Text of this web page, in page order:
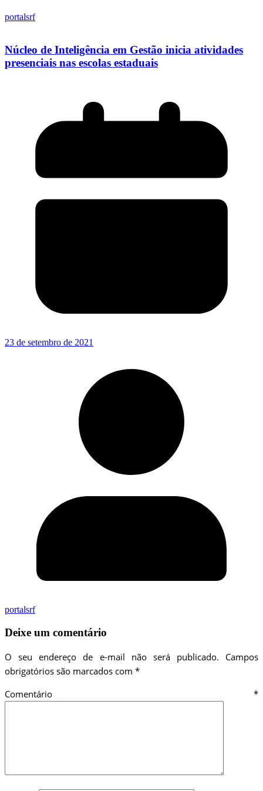
portalsrf
Núcleo de Inteligência em Gestão inicia atividades
presenciais nas escolas estaduais
23 de setembro de 2021
portalsrf
Deixe um comentário
O seu endereço de e-mail não será publicado.
Campos
obrigatórios são marcados com *
Comentário *